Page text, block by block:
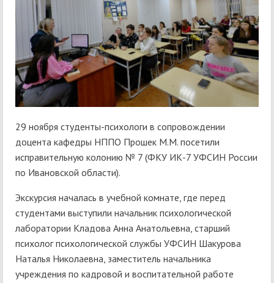
29 ноября студенты-психологи в сопровождении
доцента кафедры НППО Прошек М.М. посетили
исправительную колонию № 7 (ФКУ ИК-7 УФСИН России
по Ивановской области).
Экскурсия началась в учебной комнате, где перед
студентами выступили начальник психологической
лаборатории Кладова Анна Анатольевна, старший
психолог психологической службы УФСИН Шакурова
Наталья Николаевна, заместитель начальника
учреждения по кадровой и воспитательной работе